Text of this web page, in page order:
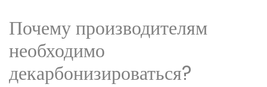
Почему производителям
необходимо
декарбонизироваться?